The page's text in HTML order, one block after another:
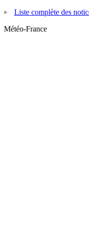
Liste complète des
Météo-France